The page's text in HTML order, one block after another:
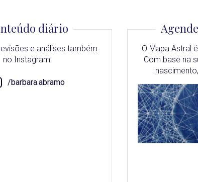
O Mapa Astral
Com base na
diário
e análises também
no Instagram:
/barbara.abramo